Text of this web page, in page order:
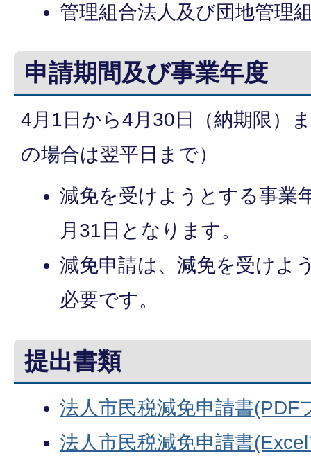
管理組合法人及び団地管理
申請期間及び事業年度
4月1日から4月30日（納期限）
の場合は翌平日まで）
減免を受けようとする事業
月31日となります。
減免申請は、減免を受けよ
必要です。
提出書類
法人市民税減免申請書(PDF
法人市民税減免申請書